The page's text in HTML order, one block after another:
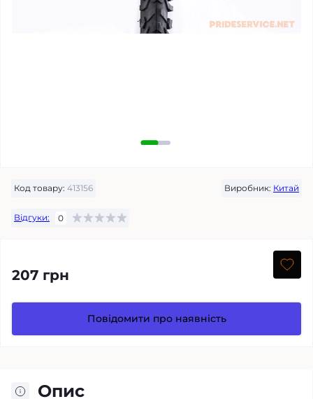
Код товару: 413156 Виробник: Китай
Відгуки: 0
207 грн
Повідомити про наявність
Опис